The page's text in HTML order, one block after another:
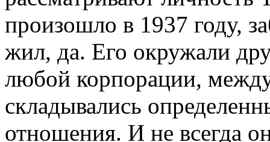
произошло в 1937 году,
жил, да. Его окружали
любой корпорации,
складывались
отношения. И не всегда